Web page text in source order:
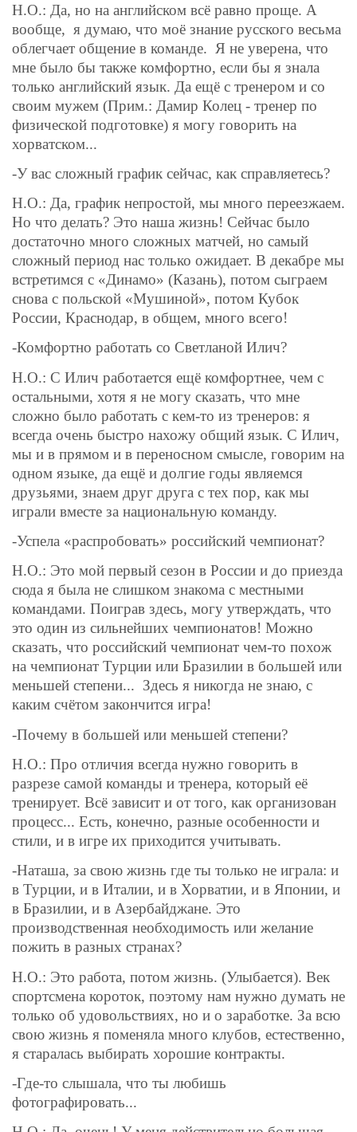
Н.О.: Да, но на английском всё равно проще. А
вообще, я думаю, что моё знание русского весьма
облегчает общение в команде. Я не уверена, что
мне было бы также комфортно, если бы я знала
только английский язык. Да ещё с тренером и со
своим мужем (Прим.: Дамир Колец - тренер по
физической подготовке) я могу говорить на
хорватском...
-У вас сложный график сейчас, как справляетесь?
Н.О.: Да, график непростой, мы много переезжаем.
Но что делать? Это наша жизнь! Сейчас было
достаточно много сложных матчей, но самый
сложный период нас только ожидает. В декабре мы
встретимся с «Динамо» (Казань), потом сыграем
снова с польской «Мушиной», потом Кубок
России, Краснодар, в общем, много всего!
-Комфортно работать со Светланой Илич?
Н.О.: С Илич работается ещё комфортнее, чем с
остальными, хотя я не могу сказать, что мне
сложно было работать с кем-то из тренеров: я
всегда очень быстро нахожу общий язык. С Илич,
мы и в прямом и в переносном смысле, говорим на
одном языке, да ещё и долгие годы являемся
друзьями, знаем друг друга с тех пор, как мы
играли вместе за национальную команду.
-Успела «распробовать» российский чемпионат?
Н.О.: Это мой первый сезон в России и до приезда
сюда я была не слишком знакома с местными
командами. Поиграв здесь, могу утверждать, что
это один из сильнейших чемпионатов! Можно
сказать, что российский чемпионат чем-то похож
на чемпионат Турции или Бразилии в большей или
меньшей степени... Здесь я никогда не знаю, с
каким счётом закончится игра!
-Почему в большей или меньшей степени?
Н.О.: Про отличия всегда нужно говорить в
разрезе самой команды и тренера, который её
тренирует. Всё зависит и от того, как организован
процесс... Есть, конечно, разные особенности и
стили, и в игре их приходится учитывать.
-Наташа, за свою жизнь где ты только не играла: и
в Турции, и в Италии, и в Хорватии, и в Японии, и
в Бразилии, и в Азербайджане. Это
производственная необходимость или желание
пожить в разных странах?
Н.О.: Это работа, потом жизнь. (Улыбается). Век
спортсмена короток, поэтому нам нужно думать не
только об удовольствиях, но и о заработке. За всю
свою жизнь я поменяла много клубов, естественно,
я старалась выбирать хорошие контракты.
-Где-то слышала, что ты любишь
фотографировать...